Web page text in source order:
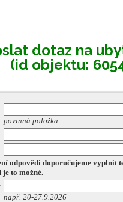
dotaz na
(id objektu: